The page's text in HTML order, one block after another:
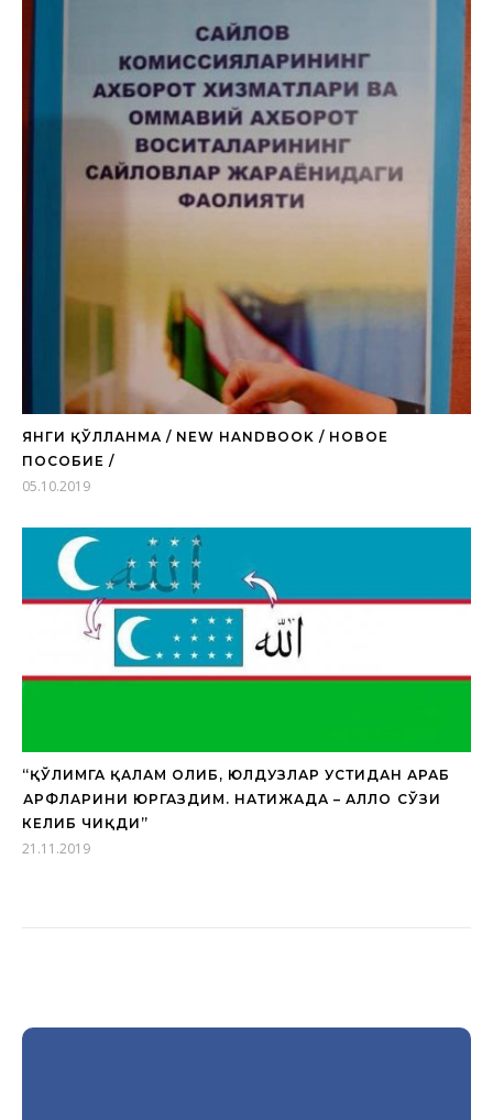
ЯНГИ ҚЎЛЛАНМА / NEW HANDBOOK / НОВОЕ
ПОСОБИЕ /
05.10.2019
“ҚЎЛИМГА ҚАЛАМ ОЛИБ, ЮЛДУЗЛАР УСТИДАН АРАБ
ҲАРФЛАРИНИ ЮРГАЗДИМ. НАТИЖАДА – АЛЛОҲ СЎЗИ
КЕЛИБ ЧИҚДИ”
21.11.2019